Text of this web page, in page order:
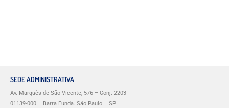
SEDE ADMINISTRATIVA
Av. Marquês de São Vicente, 576 – Conj. 2203
01139-000 – Barra Funda. São Paulo – SP.